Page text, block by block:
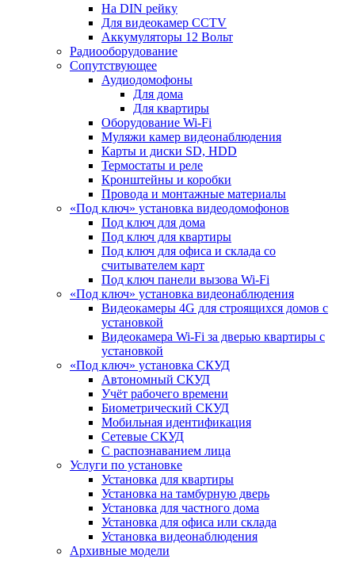
На DIN рейку
Для видеокамер CCTV
Аккумуляторы 12 Вольт
Радиооборудование
Сопутствующее
Аудиодомофоны
Для дома
Для квартиры
Оборудование Wi-Fi
Муляжи камер видеонаблюдения
Карты и диски SD, HDD
Термостаты и реле
Кронштейны и коробки
Провода и монтажные материалы
«Под ключ» установка видеодомофонов
Под ключ для дома
Под ключ для квартиры
Под ключ для офиса и склада со
считывателем карт
Под ключ панели вызова Wi-Fi
«Под ключ» установка видеонаблюдения
Видеокамеры 4G для строящихся домов с
установкой
Видеокамера Wi-Fi за дверью квартиры с
установкой
«Под ключ» установка СКУД
Автономный СКУД
Учёт рабочего времени
Биометрический СКУД
Мобильная идентификация
Сетевые СКУД
С распознаванием лица
Услуги по установке
Установка для квартиры
Установка на тамбурную дверь
Установка для частного дома
Установка для офиса или склада
Установка видеонаблюдения
Архивные модели